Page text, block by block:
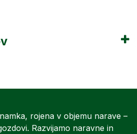
rojena v objemu narave –
Razvijamo naravne in